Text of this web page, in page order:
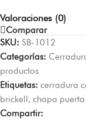
Valoraciones (0)
Comparar
SKU: SB-1012
Categorías:
productos
Etiquetas: cerradura
brickell, chapa puerta
Compartir: